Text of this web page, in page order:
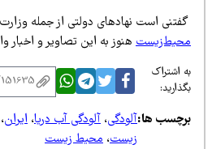
است نهادهای دولتی از جمله وزارت
هنوز به این تصاویر و اخبار
اشتراک
ها:آلودگی،آلودگی آب دریا،ایران ،
زیست،محیط زیست